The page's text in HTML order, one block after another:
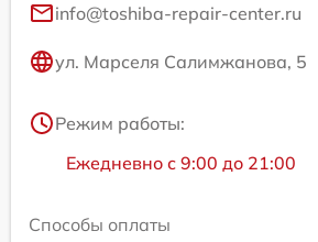
info@toshiba-repair-center.ru
ул. Марселя Салимжанова, 5
Режим работы:
Ежедневно с 9:00 до 21:00
Способы оплаты